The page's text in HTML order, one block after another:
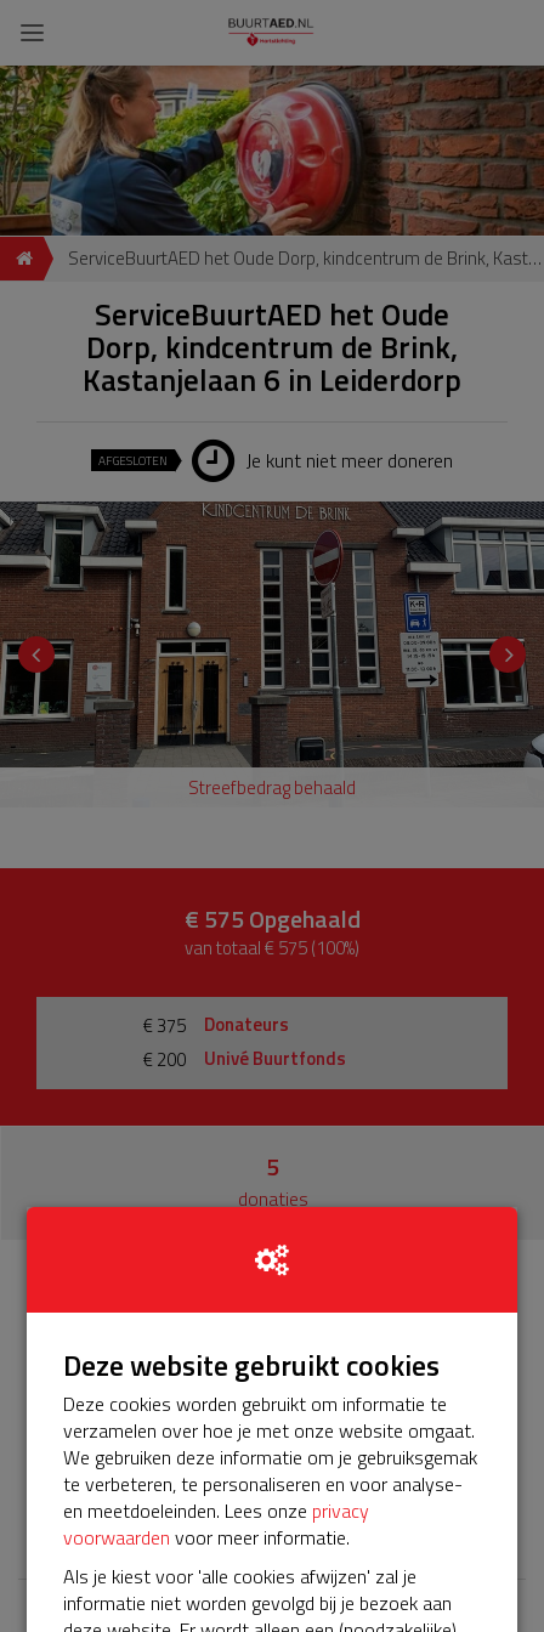
ServiceBuurtAED het Oude Dorp, kindcentrum de Brink, Kastanjelaan 6 in Leiderdorp
ServiceBuurtAED het Oude
Dorp, kindcentrum de Brink,
Kastanjelaan 6 in Leiderdorp
AFGESLOTEN Je kunt niet meer doneren
Streefbedrag behaald
€ 575Opgehaald
van totaal € 575 (100%)
€ 375
Donateurs
€ 200
Univé Buurtfonds
5
donaties
Info Donateurs 5
Het servicepakket van onze BuurtAED aan de gevel van
Kindcentrum de Brink verloopt bijna en moet worden
verlengd, zodat onze AED gebruiksklaar blijft. Help je mee?
Doneer voor ons servicepakket!
𝕏
Deze website gebruikt cookies
Deze cookies worden gebruikt om informatie te
verzamelen over hoe je met onze website omgaat.
We gebruiken deze informatie om je gebruiksgemak
te verbeteren, te personaliseren en voor analyse-
en meetdoeleinden. Lees onze privacy
voorwaarden voor meer informatie.
Als je kiest voor 'alle cookies afwijzen' zal je
informatie niet worden gevolgd bij je bezoek aan